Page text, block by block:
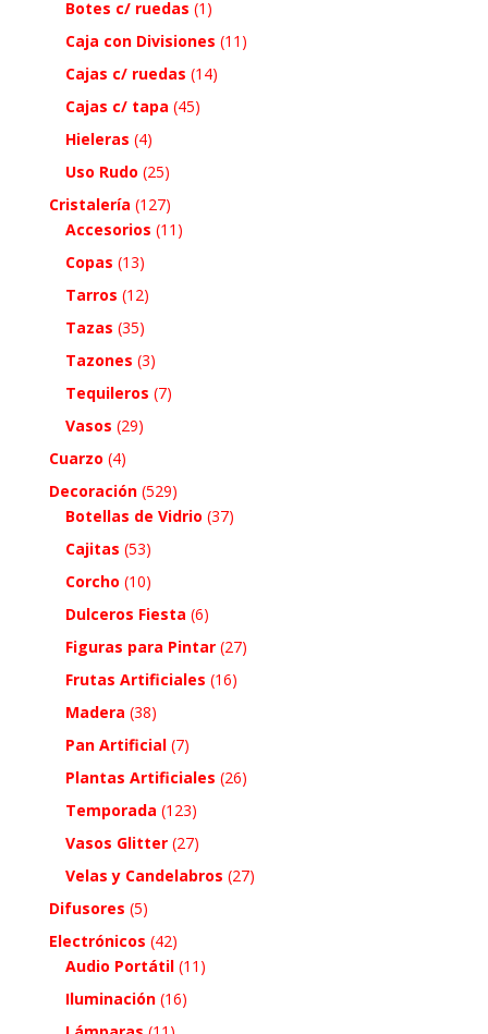
Botes c/ ruedas (1)
Caja con Divisiones (11)
Cajas c/ ruedas (14)
Cajas c/ tapa (45)
Hieleras (4)
Uso Rudo (25)
Cristalería (127)
Accesorios (11)
Copas (13)
Tarros (12)
Tazas (35)
Tazones (3)
Tequileros (7)
Vasos (29)
Cuarzo (4)
Decoración (529)
Botellas de Vidrio (37)
Cajitas (53)
Corcho (10)
Dulceros Fiesta (6)
Figuras para Pintar (27)
Frutas Artificiales (16)
Madera (38)
Pan Artificial (7)
Plantas Artificiales (26)
Temporada (123)
Vasos Glitter (27)
Velas y Candelabros (27)
Difusores (5)
Electrónicos (42)
Audio Portátil (11)
Iluminación (16)